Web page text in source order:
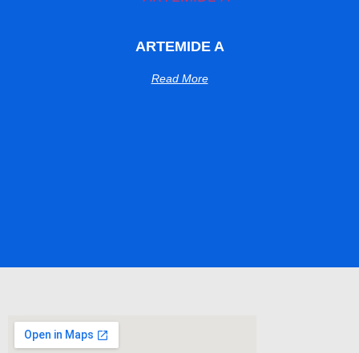
ARTEMIDE A
Read More